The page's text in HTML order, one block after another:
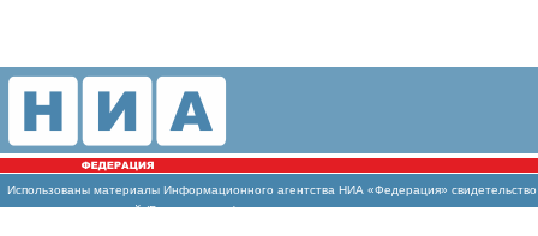
Использованы материалы Информационного агентства НИА «Федерация»
массовых коммуникаций (Роскомнадзор)